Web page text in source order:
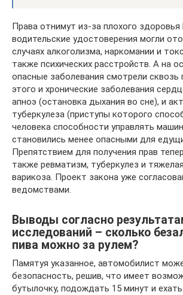
Права отнимут из-за плохого здоровья
водительские удостоверения могли
случаях алкоголизма, наркомании и
также психических расстройств. А на
опасные заболевания смотрели
этого и хронические заболевания
апноэ (остановка дыхания во сне), и
туберкулеза (приступы которого
человека способности управлять
становились менее опасными для
Препятствием для получения прав
также ревматизм, туберкулез и
варикоза. Проект закона уже
ведомствами.
Выводы согласно
исследований – сколько
пива можно за рулем?
Памятуя указанное, автомобилист
безопасность, решив, что имеет
бутылочку, подождать 15 минут и